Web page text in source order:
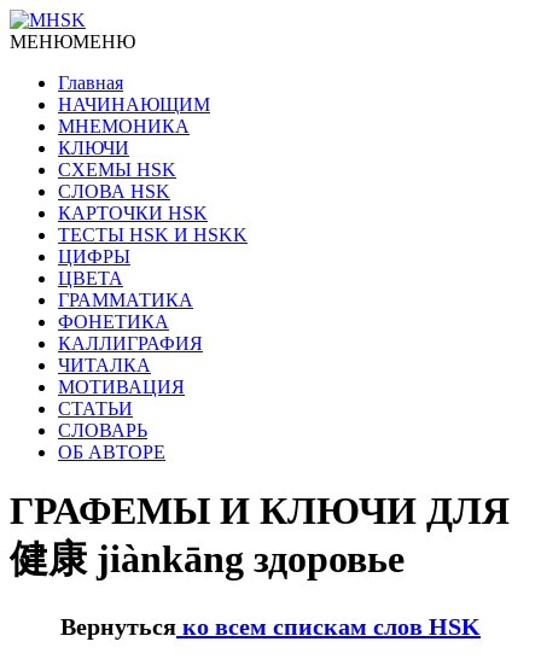
МЕНЮМЕНЮ
Главная
НАЧИНАЮЩИМ
МНЕМОНИКА
КЛЮЧИ
СХЕМЫ HSK
СЛОВА HSK
КАРТОЧКИ HSK
ТЕСТЫ HSK И HSKK
ЦИФРЫ
ЦВЕТА
ГРАММАТИКА
ФОНЕТИКА
КАЛЛИГРАФИЯ
ЧИТАЛКА
МОТИВАЦИЯ
СТАТЬИ
СЛОВАРЬ
ОБ АВТОРЕ
ГРАФЕМЫ И КЛЮЧИ ДЛЯ
健康 jiànkāng здоровье
Вернуться ко всем спискам слов HSK